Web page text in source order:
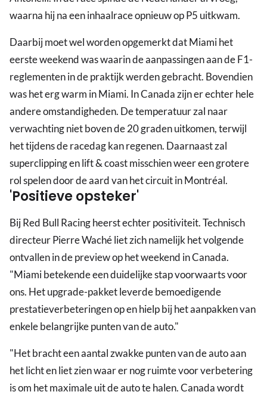
waarna hij na een inhaalrace opnieuw op P5 uitkwam.
Daarbij moet wel worden opgemerkt dat Miami het
eerste weekend was waarin de aanpassingen aan de F1-
reglementen in de praktijk werden gebracht. Bovendien
was het erg warm in Miami. In Canada zijn er echter hele
andere omstandigheden. De temperatuur zal naar
verwachting niet boven de 20 graden uitkomen, terwijl
het tijdens de racedag kan regenen. Daarnaast zal
superclipping en lift & coast misschien weer een grotere
rol spelen door de aard van het circuit in Montréal.
'Positieve opsteker'
Bij Red Bull Racing heerst echter positiviteit. Technisch
directeur Pierre Waché liet zich namelijk het volgende
ontvallen in de preview op het weekend in Canada.
"Miami betekende een duidelijke stap voorwaarts voor
ons. Het upgrade-pakket leverde bemoedigende
prestatieverbeteringen op en hielp bij het aanpakken van
enkele belangrijke punten van de auto."
"Het bracht een aantal zwakke punten van de auto aan
het licht en liet zien waar er nog ruimte voor verbetering
is om het maximale uit de auto te halen. Canada wordt